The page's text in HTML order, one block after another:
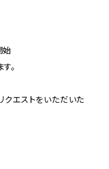
始
。
クエストをいただいた